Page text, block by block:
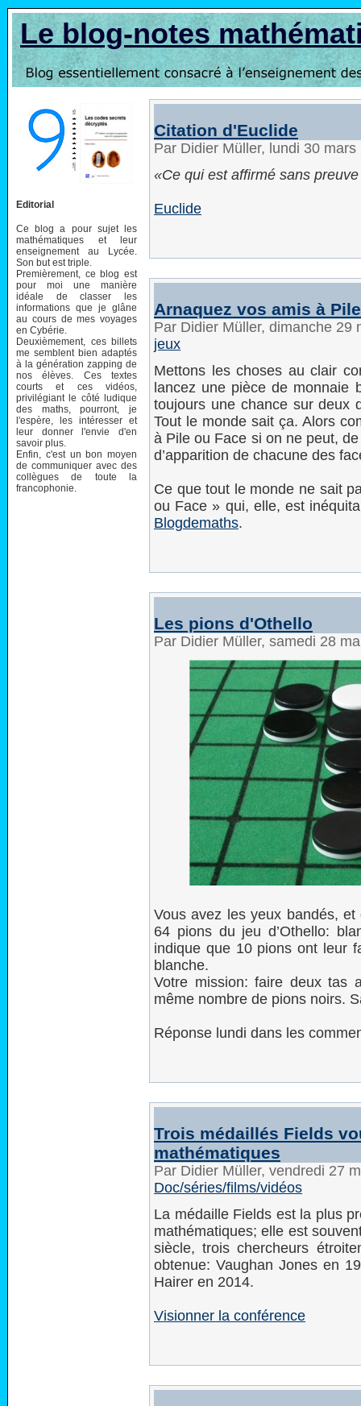
Le blog-notes
Editorial
Ce blog a pour sujet les
mathématiques et leur
enseignement au Lycée.
Son but est triple.
Premièrement, ce blog est
pour moi une manière
idéale de classer les
informations que je glâne
au cours de mes voyages
en Cybérie.
Deuxièmement, ces billets
me semblent bien adaptés
à la génération zapping de
nos élèves. Ces textes
courts et ces vidéos,
privilégiant le côté ludique
des maths, pourront, je
l'espère, les intéresser et
leur donner l'envie d'en
savoir plus.
Enfin, c'est un bon moyen
de communiquer avec des
collègues de toute la
francophonie.
Citation d'Euclide
Par Didier Müller, lundi 30
Ce qui est affirmé sans
Euclide
Arnaquez vos amis à
Par Didier Müller, dimanche 29
jeux
Mettons les choses au clair
lancez une pièce de monnaie
toujours une chance sur deux
Tout le monde sait ça. Alors
à Pile ou Face si on ne peut,
d’apparition de chacune des
Ce que tout le monde ne sait
ou Face » qui, elle, est
Blogdemaths.
Les pions d'Othello
Par Didier Müller, samedi 28
Vous avez les yeux bandés,
64 pions du jeu d’Othello:
indique que 10 pions ont leur
blanche.
Votre mission: faire deux tas
même nombre de pions noirs.
Réponse lundi dans les
Trois médaillés Fields
mathématiques
Par Didier Müller, vendredi 27
Doc/séries/films/vidéos
La médaille Fields est la plus
mathématiques; elle est
siècle, trois chercheurs
obtenue: Vaughan Jones en
Hairer en 2014.
Visionner la conférence